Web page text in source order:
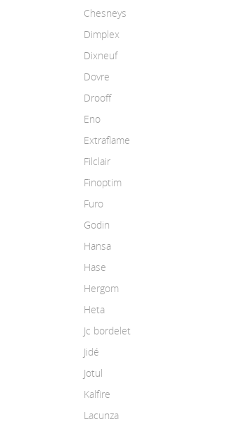
Chesneys
Dimplex
Dixneuf
Dovre
Drooff
Eno
Extraflame
Filclair
Finoptim
Furo
Godin
Hansa
Hase
Hergom
Heta
Jc bordelet
Jidé
Jotul
Kalfire
Lacunza